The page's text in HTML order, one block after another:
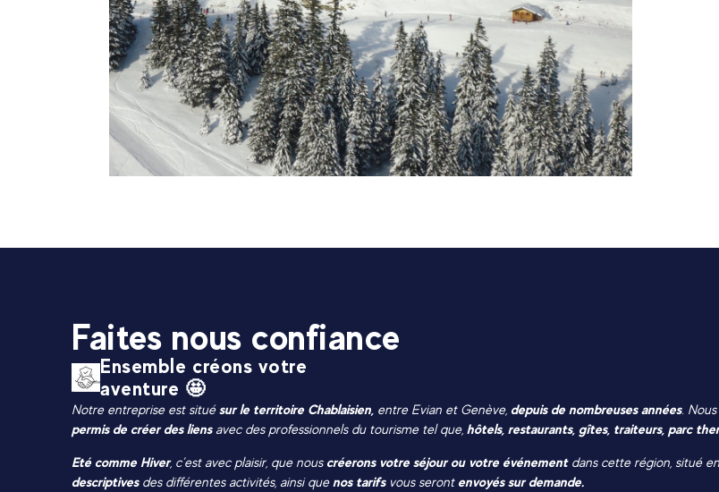
Faites nous confiance
Ensemble créons votre
aventure 🤩
Notre entreprise est situésur le territoire Chablaisien, entre Evian et Genève, depuis de nombreuses années.
permis de créer des liensavec des professionnels du tourisme tel que, hôtels, restaurants, gîtes, traiteurs, parc
Eté comme Hiver, c’est avec plaisir, que nous créerons votre séjour ou votre événement dans cette région, situé
descriptives des différentes activités, ainsi que nos tarifs vous seront envoyés sur demande.